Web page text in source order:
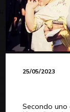
25/05/2023
Secondo uno